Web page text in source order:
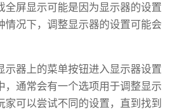
全屏显示可能是因为显示器的设置
情况下，调整显示器的设置可能会
示器上的菜单按钮进入显示器设置
，通常会有一个选项用于调整显示
家可以尝试不同的设置，直到找到